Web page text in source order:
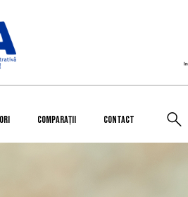
COMPARAȚII CONTACT